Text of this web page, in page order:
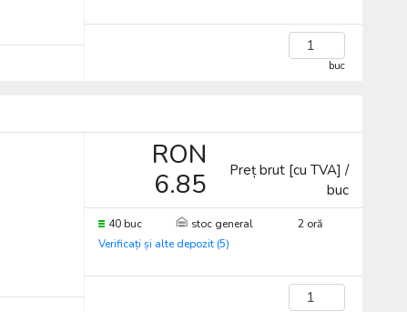
buc
RON
6.85
Preț brut [cu TVA] /
buc
40 buc stoc general
2 oră
Verificați și alte depozit (5)